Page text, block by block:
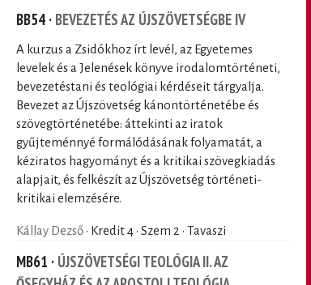
BB54 · BEVEZETÉS AZ ÚJSZÖVETSÉGBE IV
A kurzus a Zsidókhoz írt levél, az Egyetemes
levelek és a Jelenések könyve irodalomtörténeti,
bevezetéstani és teológiai kérdéseit tárgyalja.
Bevezet az Újszövetség kánontörténetébe és
szövegtörténetébe: áttekinti az iratok
gyűjteménnyé formálódásának folyamatát, a
kéziratos hagyományt és a kritikai szövegkiadás
alapjait, és felkészít az Újszövetség történeti-
kritikai elemzésére.
Kállay Dezső· Kredit 4 · Szem 2 · Tavaszi
MB61 · ÚJSZÖVETSÉGI TEOLÓGIA II. AZ